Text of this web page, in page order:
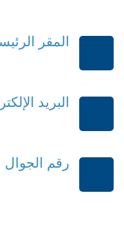
المقر
البريد
رقم الجوال